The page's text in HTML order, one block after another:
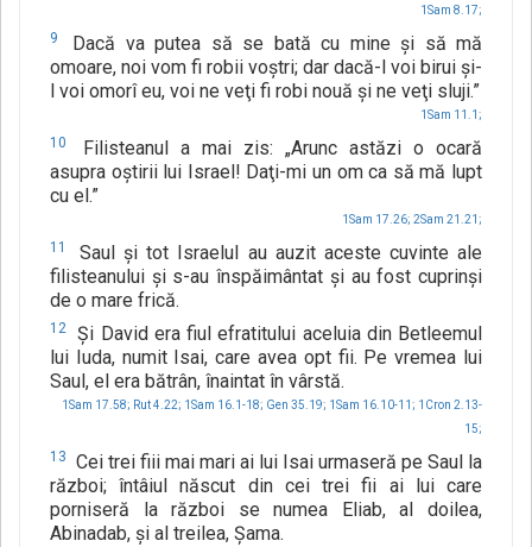
1Sam 8.17;
9
Dacă va putea să se bată cu mine şi să mă
omoare, noi vom fi robii voştri; dar dacă-l voi birui şi-
l voi omorî eu, voi ne veţi fi robi nouă şi ne veţi sluji.”
1Sam 11.1;
10
Filisteanul a mai zis: „Arunc astăzi o ocară
asupra oştirii lui Israel! Daţi-mi un om ca să mă lupt
cu el.”
1Sam 17.26; 2Sam 21.21;
11
Saul şi tot Israelul au auzit aceste cuvinte ale
filisteanului şi s-au înspăimântat şi au fost cuprinşi
de o mare frică.
12
Şi David era fiul efratitului aceluia din Betleemul
lui Iuda, numit Isai, care avea opt fii. Pe vremea lui
Saul, el era bătrân, înaintat în vârstă.
1Sam 17.58; Rut 4.22; 1Sam 16.1-18; Gen 35.19; 1Sam 16.10-11; 1Cron 2.13-
15;
13
Cei trei fiii mai mari ai lui Isai urmaseră pe Saul la
război; întâiul născut din cei trei fii ai lui care
porniseră la război se numea Eliab, al doilea,
Abinadab, şi al treilea, Şama.